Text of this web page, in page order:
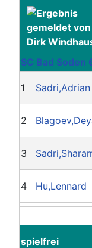
SC Bad Soden
1 Sadri,Adrian
2
3
4 Hu,Lennard
spielfrei